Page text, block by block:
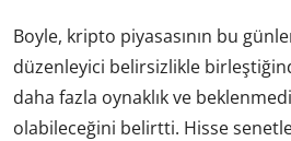
Boyle, kripto piyasasının bu
düzenleyici belirsizlikle
daha fazla oynaklık ve
olabileceğini belirtti. Hisse